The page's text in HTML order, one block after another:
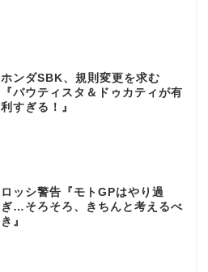
ホンダSBK、規則変更を求む
『バウティスタ＆ドゥカティが有
利すぎる！』
ロッシ警告『モトGPはやり過
ぎ…そろそろ、きちんと考えるべ
き』